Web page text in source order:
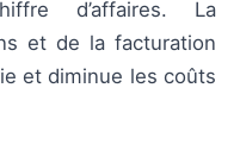
d’affaires. La
et de la facturation
et diminue les coûts